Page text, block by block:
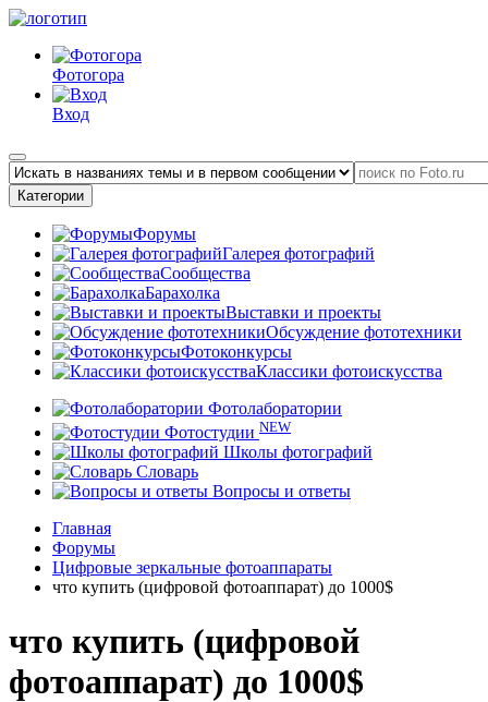
Фотогора
Вход
Категории
Форумы
Галерея фотографий
Сообщества
Барахолка
Выставки и проекты
Обсуждение фототехники
Фотоконкурсы
Классики фотоискусства
Фотолаборатории
Фотостудии NEW
Школы фотографий
Словарь
Вопросы и ответы
Главная
Форумы
Цифровые зеркальные фотоаппараты
что купить (цифровой фотоаппарат) до 1000$
что купить (цифровой
фотоаппарат) до 1000$